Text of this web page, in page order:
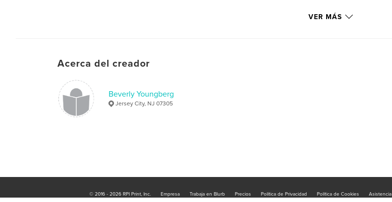
VER MÁS
Acerca del creador
Beverly Youngberg
Jersey City, NJ 07305
© 2016 - 2026 RPI Print, Inc. Empresa Trabaja en Blurb Precios Política de Privacidad Política de Cookies Asistencia